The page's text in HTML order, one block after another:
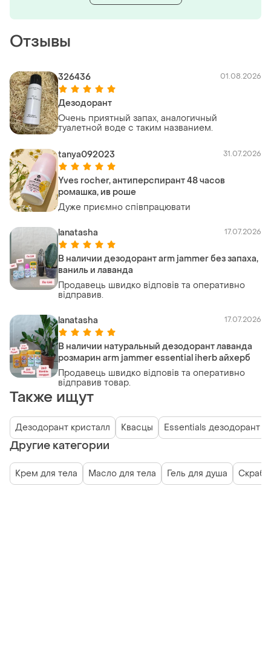
Отзывы
326436 01.08.2026
Дезодорант
Очень приятный запах, аналогичный
туалетной воде с таким названием.
tanya092023 31.07.2026
Yves rocher, антиперспирант 48 часов
ромашка, ив роше
Дуже приємно співпрацювати
lanatasha 17.07.2026
В наличии дезодорант arm jammer без запаха,
ваниль и лаванда
Продавець швидко відповів та оперативно
відправив.
lanatasha 17.07.2026
В наличии натуральный дезодорант лаванда
розмарин arm jammer essential iherb айхерб
Продавець швидко відповів та оперативно
відправив товар.
Также ищут
Дезодорант кристалл Квасцы Essentials дезодорант
Другие категории
Крем для тела Масло для тела Гель для душа Скраб